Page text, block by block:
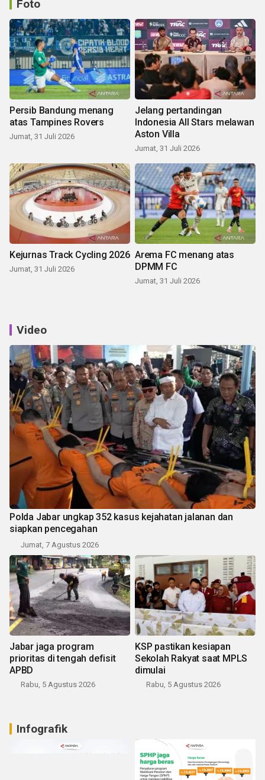
Foto
Persib Bandung menang
atas Tampines Rovers
Jumat, 31 Juli 2026
Jelang pertandingan
Indonesia All Stars melawan
Aston Villa
Jumat, 31 Juli 2026
Kejurnas Track Cycling 2026
Jumat, 31 Juli 2026
Arema FC menang atas
DPMM FC
Jumat, 31 Juli 2026
Video
Polda Jabar ungkap 352 kasus kejahatan jalanan dan
siapkan pencegahan
Jumat, 7 Agustus 2026
Jabar jaga program
prioritas di tengah defisit
APBD
Rabu, 5 Agustus 2026
KSP pastikan kesiapan
Sekolah Rakyat saat MPLS
dimulai
Rabu, 5 Agustus 2026
Infografik